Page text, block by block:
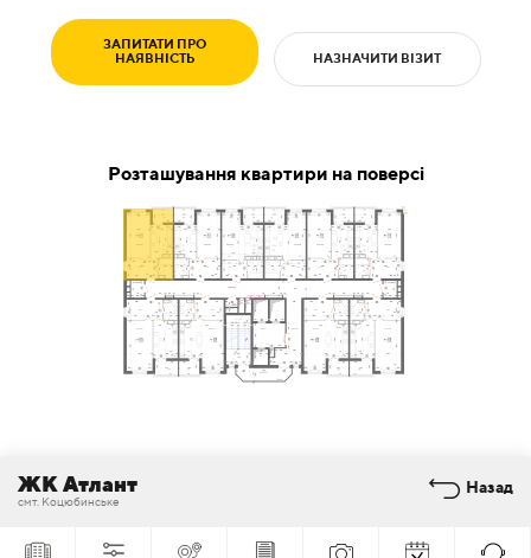
Розташування квартири на поверсі
ЗАПИТАТИ ПРО
НАЯВНІСТЬ
НАЗНАЧИТИ ВІЗИТ
ЖК Атлант
смт. Коцюбинське
Назад